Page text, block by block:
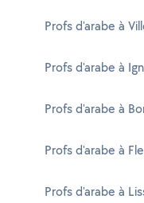
Profs d'arabe à
Profs d'arabe à
Profs d'arabe à
Profs d'arabe à
Profs d'arabe à